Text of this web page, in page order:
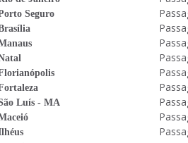
Seguro
Luís - MA